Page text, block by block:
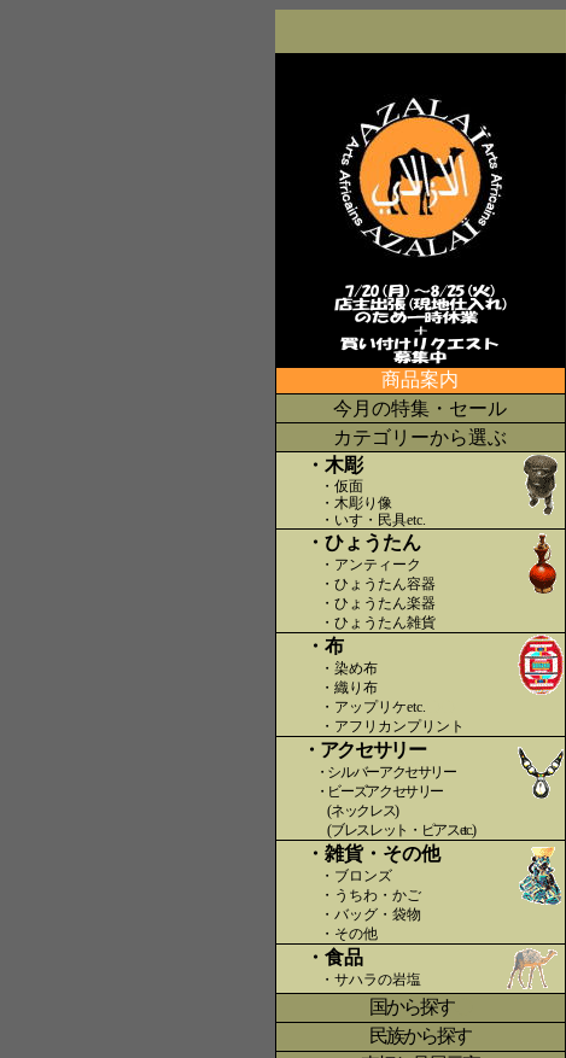
商品案内
今月の特集・セール
カテゴリーから選ぶ
・木彫
・仮面
・木彫り像
・いす・民具etc.
・ひょうたん
・アンティーク
・ひょうたん容器
・ひょうたん楽器
・ひょうたん雑貨
・布
・染め布
・織り布
・アップリケetc.
・アフリカンプリント
・アクセサリー
・シルバーアクセサリー
・ビーズアクセサリー
(ネックレス)
(ブレスレット・ピアスetc.)
・雑貨・その他
・ブロンズ
・うちわ・かご
・バッグ・袋物
・その他
・食品
・サハラの岩塩
国から探す〇
民族から探す